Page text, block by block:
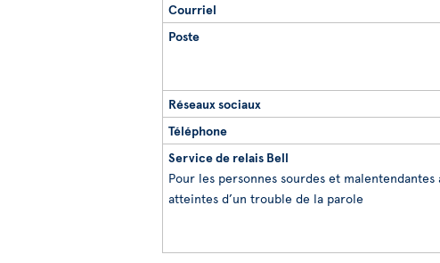
Courriel
Poste
Réseaux sociaux
Téléphone
Service de relais Bell
Pour les personnes sourdes et
atteintes d’un trouble de la parole